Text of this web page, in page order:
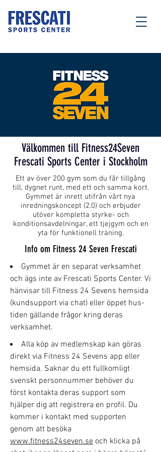
Välkommen till Fitness24Seven
Frescati Sports Center i Stockholm
Ett av över 200 gym som du får tillgång
till, dygnet runt, med ett och samma kort.
Gymmet är inrett utifrån vårt nya
inredningskoncept (2.0) och erbjuder
utöver kompletta styrke- och
konditionsavdelningar, ett tjejgym och en
yta för funktionell träning.
Info om Fitness 24 Seven Frescati
Gymmet är en separat verksamhet
och ägs inte av Frescati Sports Center. Vi
hänvisar till Fitness 24 Sevens hemsida
(kundsupport via chat) eller öppet hus-
tiden gällande frågor kring deras
verksamhet.
Alla köp av medlemskap kan göras
direkt via Fitness 24 Sevens app eller
hemsida. Saknar du ett fullkomligt
svenskt personnummer behöver du
först kontakta deras support som
hjälper dig att registrera en profil. Du
kommer i kontakt med supporten
genom att besöka
www.fitness24seven.se och klicka på